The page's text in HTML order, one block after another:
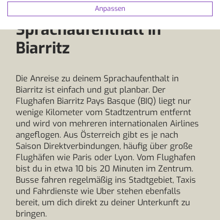
So kommst du zu deinem
Sprachaufenthalt in
Biarritz
Die Anreise zu deinem Sprachaufenthalt in
Biarritz ist einfach und gut planbar. Der
Flughafen Biarritz Pays Basque (BIQ) liegt nur
wenige Kilometer vom Stadtzentrum entfernt
und wird von mehreren internationalen Airlines
angeflogen. Aus Österreich gibt es je nach
Saison Direktverbindungen, häufig über große
Flughäfen wie Paris oder Lyon. Vom Flughafen
bist du in etwa 10 bis 20 Minuten im Zentrum.
Busse fahren regelmäßig ins Stadtgebiet, Taxis
und Fahrdienste wie Uber stehen ebenfalls
bereit, um dich direkt zu deiner Unterkunft zu
bringen.
Anpassen